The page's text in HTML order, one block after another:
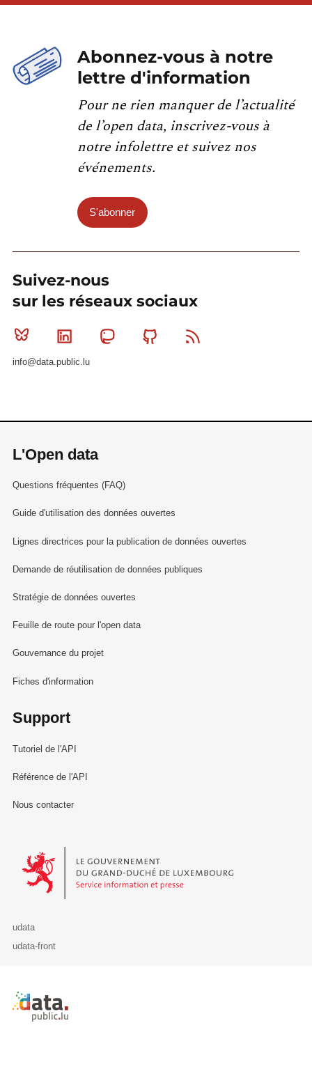
Abonnez-vous à notre
lettre d'information
Pour ne rien manquer de l’actualité
de l’open data, inscrivez-vous à
notre infolettre et suivez nos
événements.
S'abonner
Suivez-nous
sur les réseaux sociaux
Bluesky Linkedin MastodonGithub
info@data.public.lu
L'Open data
Questions fréquentes (FAQ)
Guide d'utilisation des données ouvertes
Lignes directrices pour la publication de données ouvertes
Demande de réutilisation de données publiques
Stratégie de données ouvertes
Feuille de route pour l'open data
Gouvernance du projet
Fiches d'information
Support
Tutoriel de l'API
Référence de l'API
Nous contacter
Le Gouvernement du Grand-Duché de Luxembourg - Service
udata
udata-front
Retour à l'accueil de data.public.lu